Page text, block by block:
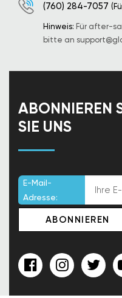
(760) 284-7057
Hinweis: Für after-
bitte an
ABONNIEREN
SIE UNS
E-Mail-
Adresse: